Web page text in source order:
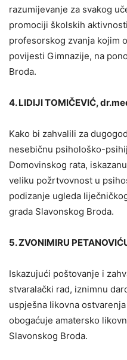
razumijevanje za svakog
promociji školskih
profesorskog zvanja kojim
povijesti Gimnazije, na
Broda.
4. LIDIJI TOMIČEVIĆ,
Kako bi zahvalili za
nesebičnu psihološko-
Domovinskog rata,
veliku požrtvovnost u
podizanje ugleda
grada Slavonskog Broda.
5. ZVONIMIRU
Iskazujući poštovanje i
stvaralački rad, iznimnu
uspješna likovna
obogaćuje amatersko
Slavonskog Broda.